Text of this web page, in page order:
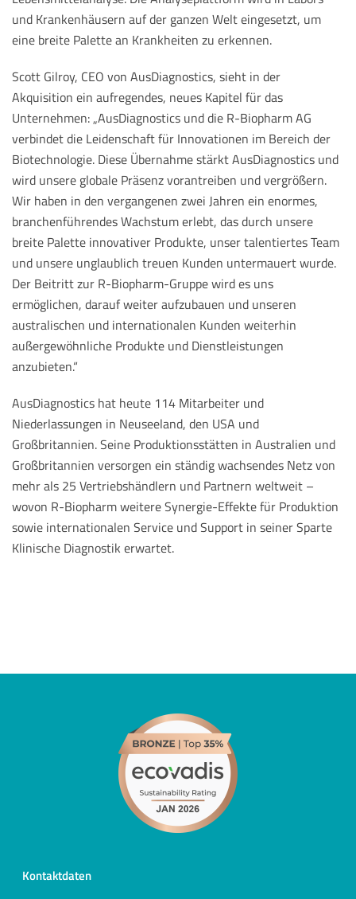
und Krankenhäusern auf der ganzen Welt eingesetzt, um
eine breite Palette an Krankheiten zu erkennen.
Scott Gilroy, CEO von AusDiagnostics, sieht in der
Akquisition ein aufregendes, neues Kapitel für das
Unternehmen: „AusDiagnostics und die R-Biopharm AG
verbindet die Leidenschaft für Innovationen im Bereich der
Biotechnologie. Diese Übernahme stärkt AusDiagnostics und
wird unsere globale Präsenz vorantreiben und vergrößern.
Wir haben in den vergangenen zwei Jahren ein enormes,
branchenführendes Wachstum erlebt, das durch unsere
breite Palette innovativer Produkte, unser talentiertes Team
und unsere unglaublich treuen Kunden untermauert wurde.
Der Beitritt zur R-Biopharm-Gruppe wird es uns
ermöglichen, darauf weiter aufzubauen und unseren
australischen und internationalen Kunden weiterhin
außergewöhnliche Produkte und Dienstleistungen
anzubieten.“
AusDiagnostics hat heute 114 Mitarbeiter und
Niederlassungen in Neuseeland, den USA und
Großbritannien. Seine Produktionsstätten in Australien und
Großbritannien versorgen ein ständig wachsendes Netz von
mehr als 25 Vertriebshändlern und Partnern weltweit –
wovon R-Biopharm weitere Synergie-Effekte für Produktion
sowie internationalen Service und Support in seiner Sparte
Klinische Diagnostik erwartet.
Kontaktdaten